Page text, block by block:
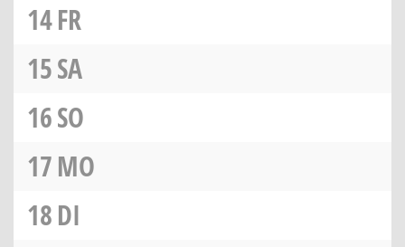
14FR
15SA
16SO
17MO
18DI